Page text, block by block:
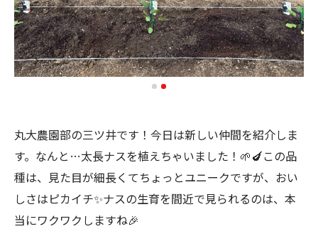
丸大農園部の三ツ井です！今日は新しい仲間を紹介しま
す。なんと…太長ナスを植えちゃいました！🌱🍆この品
種は、見た目が細長くてちょっとユニークですが、おい
しさはピカイチ✨ナスの生育を間近で見られるのは、本
当にワクワクしますね🎉